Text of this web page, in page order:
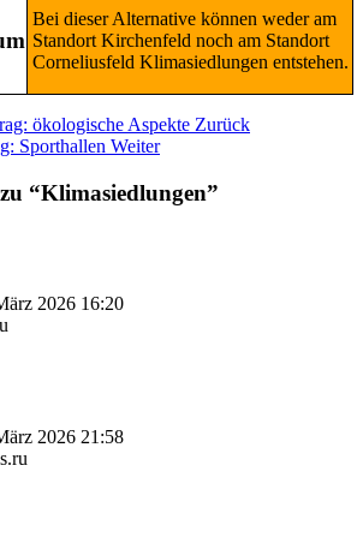
Bei dieser Alternative können weder am
Standort Kirchenfeld noch am Standort
Corneliusfeld Klimasiedlungen entstehen.
ökologische Aspekte Zurück
Sporthallen Weiter
“Klimasiedlungen”
2026 16:20
2026 21:58